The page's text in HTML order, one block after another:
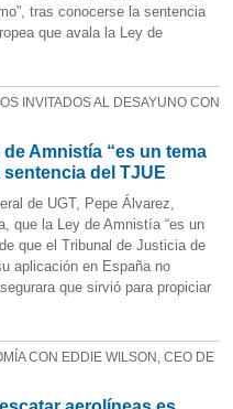
tras conocerse la sentencia
que avala la Ley de
INVITADOS AL DESAYUNO CON
Amnistía “es un tema
del TJUE
de UGT, Pepe Álvarez,
que la Ley de Amnistía “es un
que el Tribunal de Justicia de
aplicación en España no
que sirvió para propiciar
CON EDDIE WILSON, CEO DE